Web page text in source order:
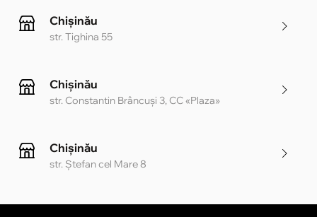
Chișinău
str. Tighina 55
Chișinău
str. Constantin Brâncuși 3, CC «Plaza»
Chișinău
str. Ștefan cel Mare 8